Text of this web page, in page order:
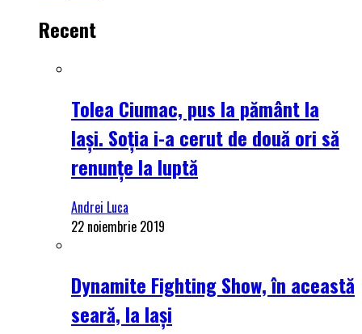
Recent
Tolea Ciumac, pus la pământ la
Iași. Soția i-a cerut de două ori să
renunțe la luptă
Andrei Luca
22 noiembrie 2019
Dynamite Fighting Show, în această
seară, la Iași